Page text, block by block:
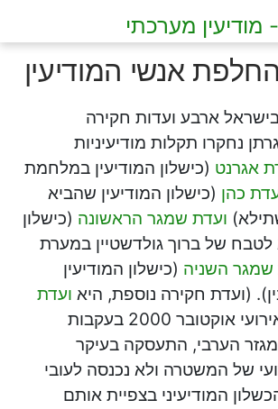
מערכתי
אנשי המודיעין
ארבע ועדות חקירה
נחקרו תקלות מודיעיניות
אגרנט (כישלון המודיעין במלחמת
כהן (כישלון המודיעין שהביא
ועדת שמגר הראשונה (כישלון
לטבח של ברוך גולדשטיין במערת
שמגר השניה (כישלון המודיעין
(ועדת חקירה נוספת, היא ועדת
אשר דנה באירועי אוקטובר 2000 בעקבות
הערבי, התעסקה בעיקר
של המשטרה ולא נכנסה לעובי
המודיעיני בצפיית אותם